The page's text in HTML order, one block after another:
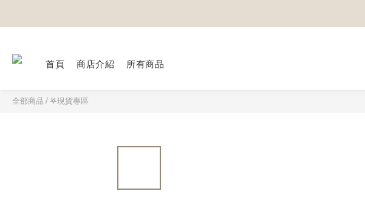
首頁 商店介紹 所有商品
全部商品 / 𖤐現貨專區